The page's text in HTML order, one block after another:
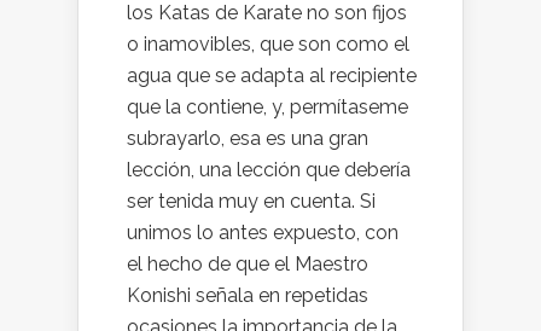
los Katas de Karate no son fijos
o inamovibles, que son como el
agua que se adapta al recipiente
que la contiene, y, permítaseme
subrayarlo, esa es una gran
lección, una lección que debería
ser tenida muy en cuenta. Si
unimos lo antes expuesto, con
el hecho de que el Maestro
Konishi señala en repetidas